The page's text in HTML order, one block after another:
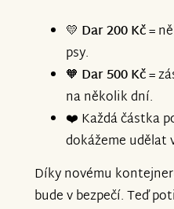
💛 Dar 200 Kč=
psy.
🧡 Dar 500 Kč=
na několik dní.
❤️ Každá částka
dokážeme udělat
Díky novému
bude v bezpečí. Teď